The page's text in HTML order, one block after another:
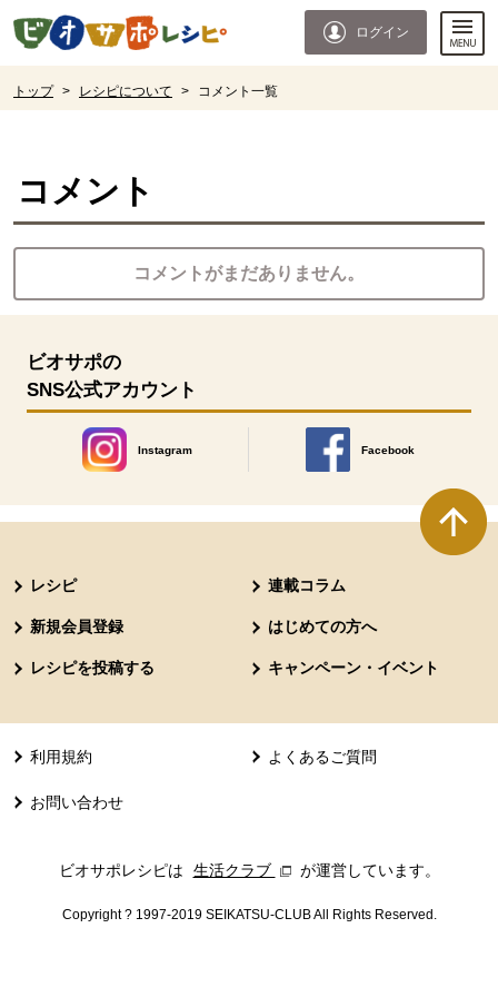
ページの先頭です。
ログイン
トップ > レシピについて > コメント一覧
コメント
コメントがまだありません。
ビオサポの
SNS公式アカウント
Instagram
別のウィンドウで開きます。
Facebook
別のウィンドウで開きます
レシピ 連載コラム
新規会員登録 はじめての方へ
レシピを投稿する キャンペーン・イベント
利用規約 よくあるご質問
お問い合わせ
ビオサポレシピは 生活クラブ 別のウィンドウで開きます。
が運営しています。
Copyright ? 1997-2019 SEIKATSU-CLUB All Rights Reserved.